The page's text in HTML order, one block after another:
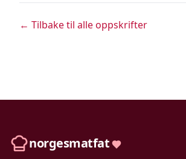
← Tilbake til alle oppskrifter
norgesmatfat